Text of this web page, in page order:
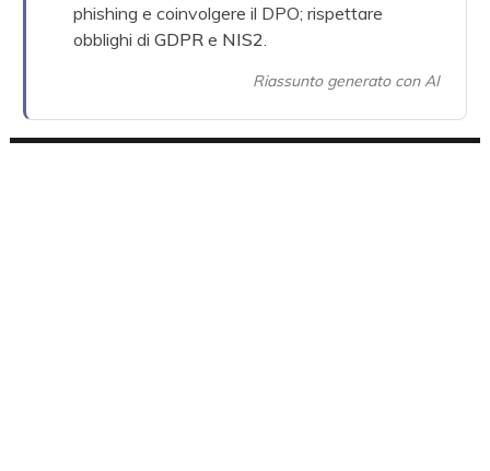
phishing e coinvolgere il DPO; rispettare
obblighi diGDPR e NIS2
Riassunto generato con AI